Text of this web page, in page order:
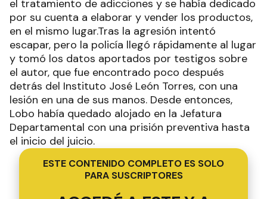
el tratamiento de adicciones y se había dedicado
por su cuenta a elaborar y vender los productos,
en el mismo lugar.Tras la agresión intentó
escapar, pero la policía llegó rápidamente al lugar
y tomó los datos aportados por testigos sobre
el autor, que fue encontrado poco después
detrás del Instituto José León Torres, con una
lesión en una de sus manos. Desde entonces,
Lobo había quedado alojado en la Jefatura
Departamental con una prisión preventiva hasta
el inicio del juicio.
ESTE CONTENIDO COMPLETO ES SOLO
PARA SUSCRIPTORES